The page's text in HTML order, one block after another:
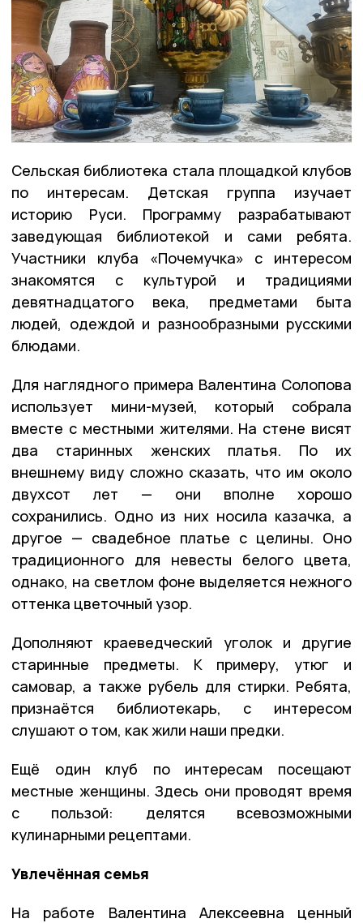
Сельская библиотека стала площадкой клубов
по интересам. Детская группа изучает
историю Руси. Программу разрабатывают
заведующая библиотекой и сами ребята.
Участники клуба «Почемучка» с интересом
знакомятся с культурой и традициями
девятнадцатого века, предметами быта
людей, одеждой и разнообразными русскими
блюдами.
Для наглядного примера Валентина Солопова
использует мини-музей, который собрала
вместе с местными жителями. На стене висят
два старинных женских платья. По их
внешнему виду сложно сказать, что им около
двухсот лет — они вполне хорошо
сохранились. Одно из них носила казачка, а
другое — свадебное платье с целины. Оно
традиционного для невесты белого цвета,
однако, на светлом фоне выделяется нежного
оттенка цветочный узор.
Дополняют краеведческий уголок и другие
старинные предметы. К примеру, утюг и
самовар, а также рубель для стирки. Ребята,
признаётся библиотекарь, с интересом
слушают о том, как жили наши предки.
Ещё один клуб по интересам посещают
местные женщины. Здесь они проводят время
с пользой: делятся всевозможными
кулинарными рецептами.
Увлечённая семья
На работе Валентина Алексеевна ценный